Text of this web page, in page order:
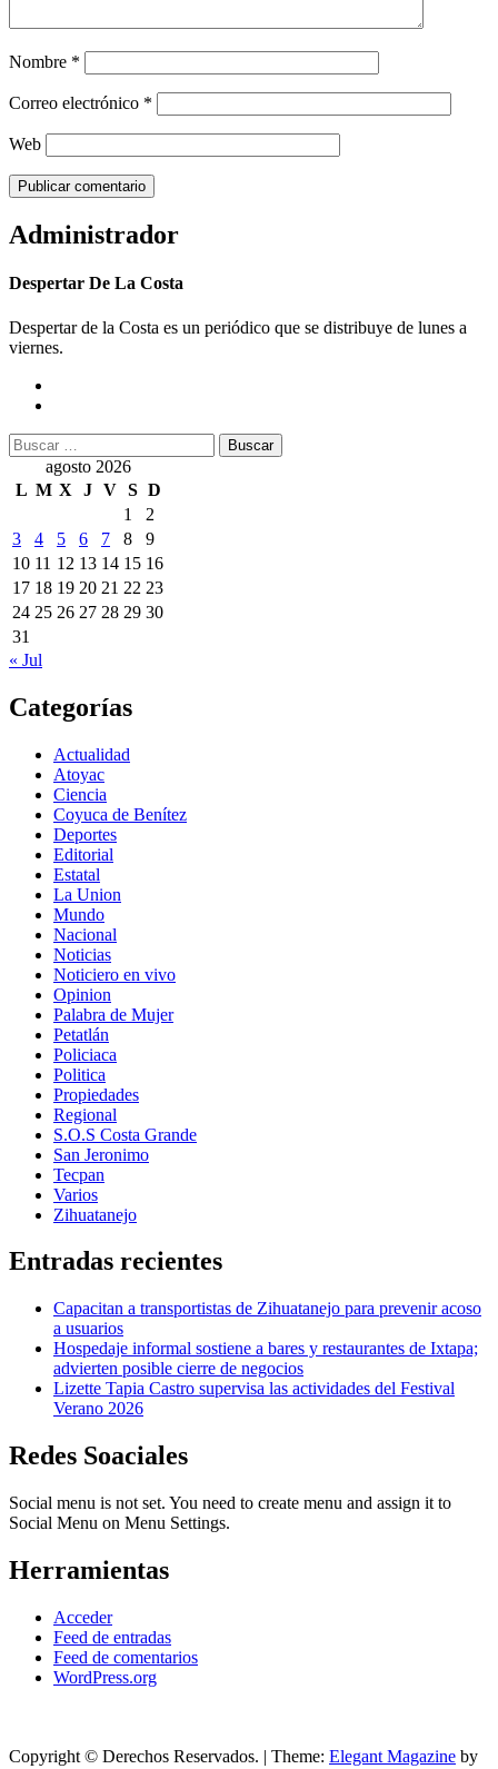
Nombre *
Correo electrónico *
Web
Administrador
Despertar De La Costa
Despertar de la Costa es un periódico que se distribuye de lunes a
viernes.
Buscar:
agosto 2026
L M X J V S D
1
2
3
4 5 6 7 8
9
10 11 12 13 14 15 16
17 18 19 20 21 22 23
24 25 26 27 28 29 30
31
« Jul
Categorías
Actualidad
Atoyac
Ciencia
Coyuca de Benítez
Deportes
Editorial
Estatal
La Union
Mundo
Nacional
Noticias
Noticiero en vivo
Opinion
Palabra de Mujer
Petatlán
Policiaca
Politica
Propiedades
Regional
S.O.S Costa Grande
San Jeronimo
Tecpan
Varios
Zihuatanejo
Entradas recientes
Capacitan a transportistas de Zihuatanejo para prevenir acoso
a usuarios
Hospedaje informal sostiene a bares y restaurantes de Ixtapa;
advierten posible cierre de negocios
Lizette Tapia Castro supervisa las actividades del Festival
Verano 2026
Redes Soaciales
Social menu is not set. You need to create menu and assign it to
Social Menu on Menu Settings.
Herramientas
Acceder
Feed de entradas
Feed de comentarios
WordPress.org
Copyright © Derechos Reservados. | Theme: Elegant Magazine by